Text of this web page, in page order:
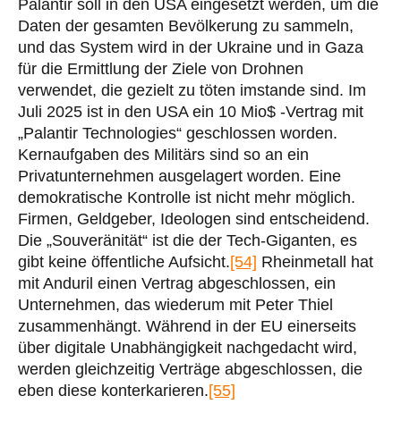
Palantir soll in den USA eingesetzt werden, um die
Daten der gesamten Bevölkerung zu sammeln,
und das System wird in der Ukraine und in Gaza
für die Ermittlung der Ziele von Drohnen
verwendet, die gezielt zu töten imstande sind. Im
Juli 2025 ist in den USA ein 10 Mio$ -Vertrag mit
„Palantir Technologies“ geschlossen worden.
Kernaufgaben des Militärs sind so an ein
Privatunternehmen ausgelagert worden. Eine
demokratische Kontrolle ist nicht mehr möglich.
Firmen, Geldgeber, Ideologen sind entscheidend.
Die „Souveränität“ ist die der Tech-Giganten, es
gibt keine öffentliche Aufsicht.[54] Rheinmetall hat
mit Anduril einen Vertrag abgeschlossen, ein
Unternehmen, das wiederum mit Peter Thiel
zusammenhängt. Während in der EU einerseits
über digitale Unabhängigkeit nachgedacht wird,
werden gleichzeitig Verträge abgeschlossen, die
eben diese konterkarieren.[55]